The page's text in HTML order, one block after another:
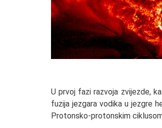
U prvoj fazi razvoja zvijezde,
fuzija jezgara vodika u jezgre
Protonsko-protonskim